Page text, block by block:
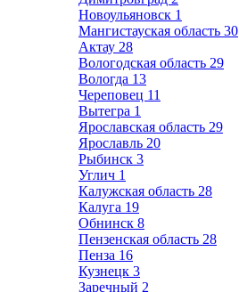
Новоульяновск 1
Мангистауская область 30
Актау 28
Вологодская область 29
Вологда 13
Череповец 11
Вытегра 1
Ярославская область 29
Ярославль 20
Рыбинск 3
Углич 1
Калужская область 28
Калуга 19
Обнинск 8
Пензенская область 28
Пенза 16
Кузнецк 3
Заречный 2